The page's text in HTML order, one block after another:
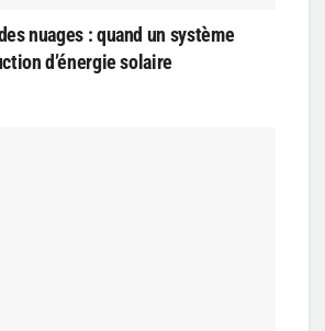
nuages : quand un système
d’énergie solaire